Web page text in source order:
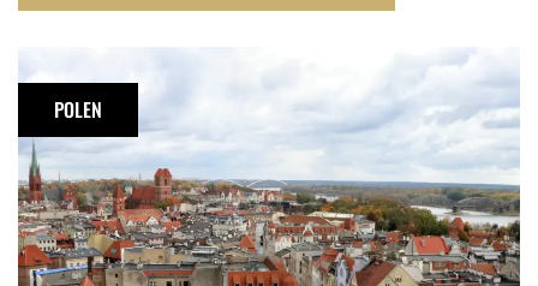
Toruń:
tips
en
bezienswaardigheden
POLEN